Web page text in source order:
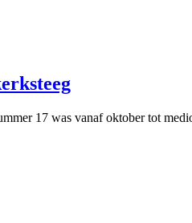
17 was vanaf oktober tot